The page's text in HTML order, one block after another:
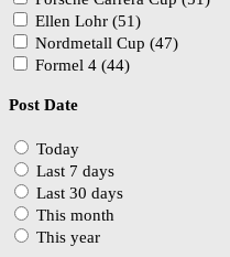
Ellen Lohr (51)
Nordmetall Cup (47)
Formel 4 (44)
Post Date
Today
Last 7 days
Last 30 days
This month
This year